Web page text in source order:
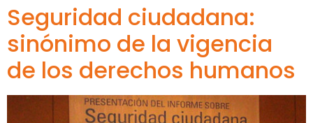
Seguridad ciudadana:
sinónimo de la vigencia
de los derechos humanos